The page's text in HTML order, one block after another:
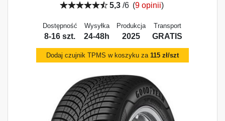
5,3 /6 (9 opinii)
Dostępność
8-16 szt.
Wysyłka
24-48h
Produkcja
2025
Transport
GRATIS
Dodaj czujnik TPMS w koszyku za 115 zł/szt